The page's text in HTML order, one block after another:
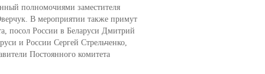
полномочиями заместителя
В мероприятии также примут
посол России в Беларуси Дмитрий
и России Сергей Стрельченко,
Постоянного комитета